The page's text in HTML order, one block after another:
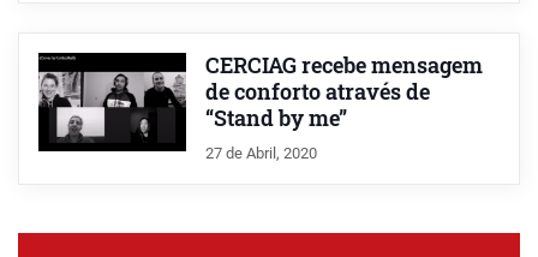
CERCIAG recebe mensagem
de conforto através de
“Stand by me”
27 de Abril, 2020